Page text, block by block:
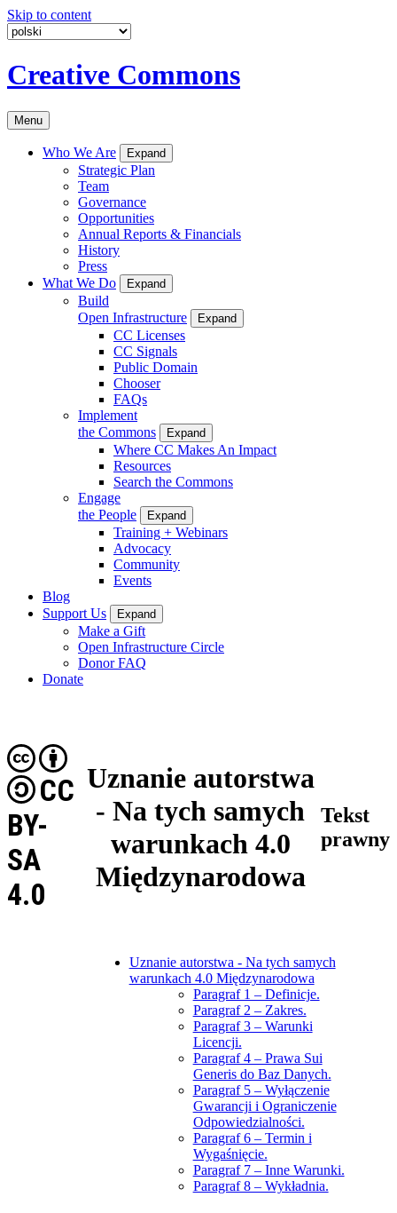
Skip to content
Creative Commons
Menu
Who We Are Expand
Strategic Plan
Team
Governance
Opportunities
Annual Reports & Financials
History
Press
What We Do
Expand
Build
Open Infrastructure
Expand
CC Licenses
CC Signals
Public Domain
Chooser
FAQs
Implement
the Commons
Expand
Where CC Makes An Impact
Resources
Search the Commons
Engage
the People
Expand
Training + Webinars
Advocacy
Community
Events
Blog
Support Us
Expand
Make a Gift
Open Infrastructure Circle
Donor FAQ
Donate
Uznanie autorstwa
- Na tych samych
warunkach 4.0
Międzynarodowa
CC
BY-
SA
4.0
Tekst
prawny
Uznanie autorstwa - Na tych samych
warunkach 4.0 Międzynarodowa
Paragraf 1 – Definicje.
Paragraf 2 – Zakres.
Paragraf 3 – Warunki
Licencji.
Paragraf 4 – Prawa Sui
Generis do Baz Danych.
Paragraf 5 – Wyłączenie
Gwarancji i Ograniczenie
Odpowiedzialności.
Paragraf 6 – Termin i
Wygaśnięcie.
Paragraf 7 – Inne Warunki.
Paragraf 8 – Wykładnia.